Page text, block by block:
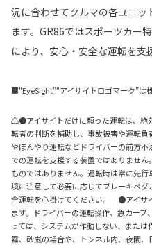
況に合わせてクルマの各ユニッ
ます。GR86ではスポーツカー
により、安心・安全な運転を支
■“EyeSight”“アイサイトロゴマーク”は
⚠●アイサイトだけに頼った運転は、絶
転者の判断を補助し、事故被害や運転
やぼんやり運転などドライバーの前方
での運転を支援する装置ではありませ
ものではありません。運転時は常に先
境に注意して必要に応じてブレーキペ
全運転を心掛けてください。 ●アイサ
ます。ドライバーの運転操作、急カー
っては、システムが作動しない、また
霧、砂嵐の場合や、トンネル内、夜間、